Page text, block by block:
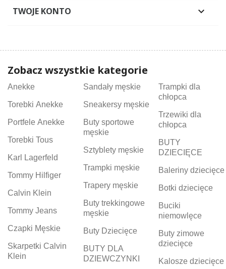
TWOJE KONTO 
Zobacz wszystkie kategorie
Anekke
Torebki Anekke
Portfele Anekke
Torebki Tous
Karl Lagerfeld
Tommy Hilfiger
Calvin Klein
Tommy Jeans
Czapki Męskie
Skarpetki Calvin
Klein
Sandały męskie
Sneakersy męskie
Buty sportowe
męskie
Sztyblety męskie
Trampki męskie
Trapery męskie
Buty trekkingowe
męskie
Buty Dziecięce
BUTY DLA
DZIEWCZYNKI
Trampki dla
chłopca
Trzewiki dla
chłopca
BUTY
DZIECIĘCE
Baleriny dziecięce
Botki dziecięce
Buciki
niemowlęce
Buty zimowe
dziecięce
Kalosze dziecięce